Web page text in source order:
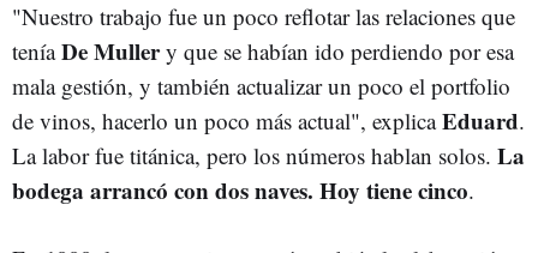
"Nuestro trabajo fue un poco reflotar las relaciones que
teníaDe Mullery que se habían ido perdiendo por esa
mala gestión, y también actualizar un poco el portfolio
de vinos, hacerlo un poco más actual", explicaEduard.
La labor fue titánica, pero los números hablan solos. La
bodega arrancó con dos naves. Hoy tiene cinco.